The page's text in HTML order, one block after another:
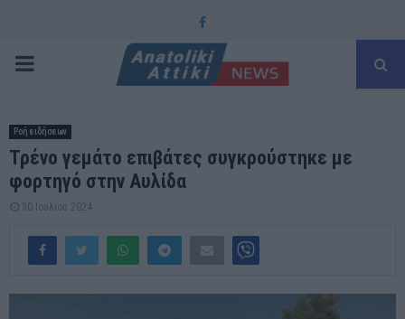
Facebook
PRIMARY
Ροή ειδήσεων
Τρένο γεμάτο επιβάτες συγκρούστηκε με
φορτηγό στην Αυλίδα
30 Ιουλίου 2024